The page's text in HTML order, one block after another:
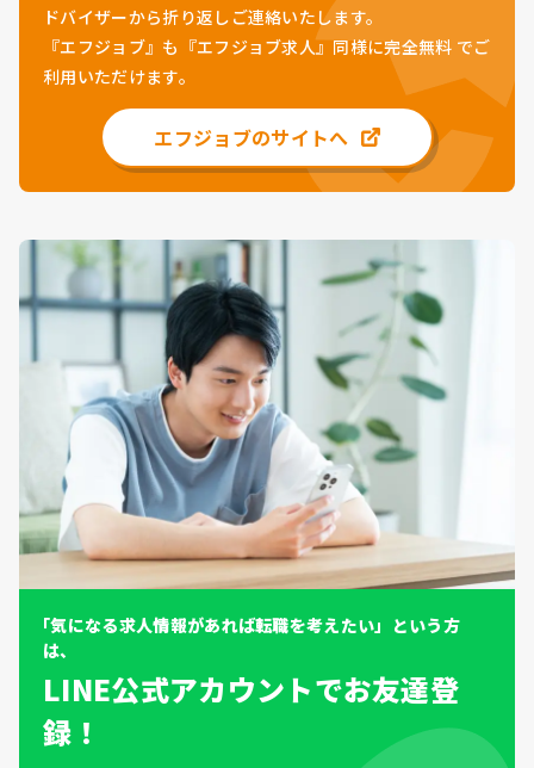
ドバイザーから折り返しご連絡いたします。
『エフジョブ』も『エフジョブ求人』同様に完全無料 でご
利用いただけます。
エフジョブのサイトへ
「気になる求人情報があれば転職を考えたい」という方
は、
LINE公式アカウントでお友達登
録！